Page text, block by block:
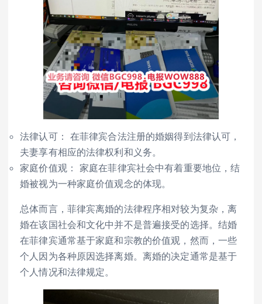
法律认可： 在菲律宾合法注册的婚姻得到法律认可，
夫妻享有相应的法律权利和义务。
家庭价值观： 家庭在菲律宾社会中有着重要地位，结
婚被视为一种家庭价值观念的体现。
总体而言，菲律宾离婚的法律程序相对较为复杂，离
婚在该国社会和文化中并不是普遍接受的选择。结婚
在菲律宾通常基于家庭和宗教的价值观，然而，一些
个人因为各种原因选择离婚。离婚的决定通常是基于
个人情况和法律规定。